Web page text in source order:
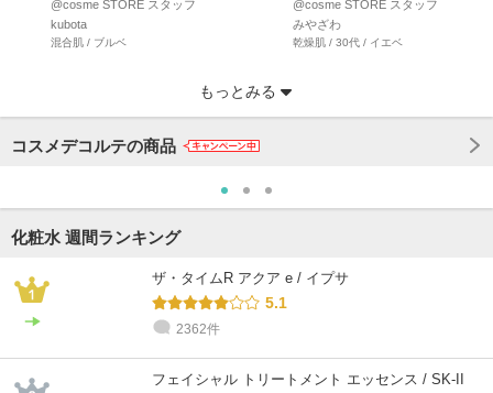
@cosme STORE スタッフ
kubota
混合肌 / ブルベ
@cosme STORE スタッフ
みやざわ
乾燥肌 / 30代 / イエベ
スズキ
もっとみる
コスメデコルテの商品
化粧水 週間ランキング
ザ・タイムR アクア e / イプサ
5.1
2362件
フェイシャル トリートメント エッセンス / SK-II